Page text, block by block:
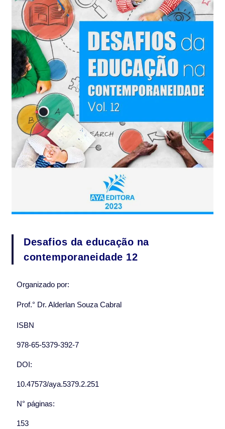
Desafios da educação na
contemporaneidade 12
Organizado por:
Prof.° Dr. Alderlan Souza Cabral
ISBN
978-65-5379-392-7
DOI:
10.47573/aya.5379.2.251
N° páginas:
153